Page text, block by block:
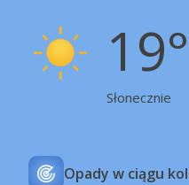
19°
Słonecznie
Opady w ciągu